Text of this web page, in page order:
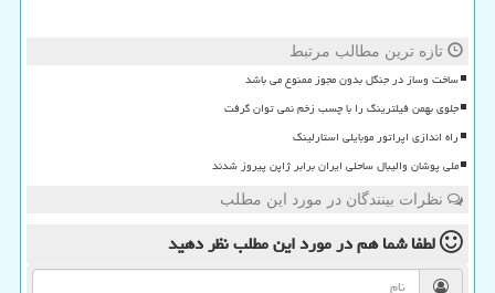
تازه ترین مطالب مرتبط
ساخت وساز در جنگل بدون مجوز ممنوع می باشد
جلوی بهمن فیلترینگ را با چسب زخم نمی توان گرفت
راه اندازی اپراتور موبایلی استارلینک
ملی پوشان والیبال ساحلی ایران برابر ژاپن پیروز شدند
نظرات بینندگان در مورد این مطلب
لطفا شما همدر مورد این مطلبنظر دهید